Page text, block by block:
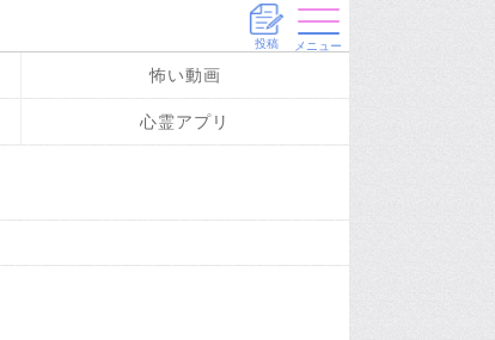
投稿 メニュー
怖い動画
心霊アプリ